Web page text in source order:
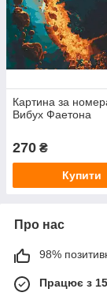
Картина за
Вибух Фаетона
270 ₴
Купити
Про нас
98%
Працює з